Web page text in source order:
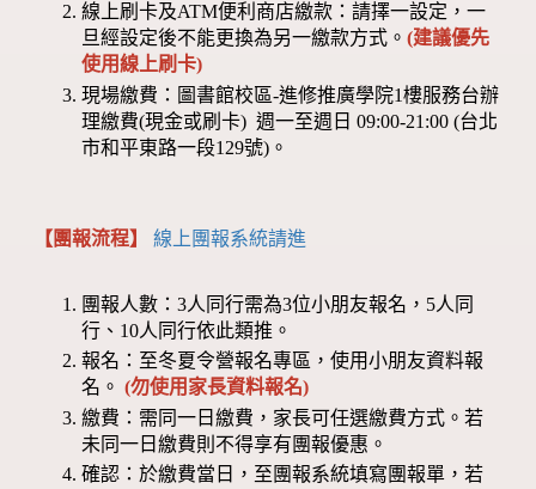
線上刷卡及ATM便利商店繳款：請擇一設定，一
旦經設定後不能更換為另一繳款方式。(建議優先
使用線上刷卡)
現場繳費：圖書館校區-進修推廣學院1樓服務台辦
理繳費(現金或刷卡) 週一至週日 09:00-21:00 (台北
市和平東路一段129號)。
【團報流程】線上團報系統請進
團報人數：3人同行需為3位小朋友報名，5人同
行、10人同行依此類推。
報名：至冬夏令營報名專區，使用小朋友資料報
名。 (勿使用家長資料報名)
繳費：需同一日繳費，家長可任選繳費方式。若
未同一日繳費則不得享有團報優惠。
確認：於繳費當日，至團報系統填寫團報單，若